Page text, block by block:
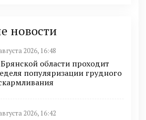
новости
2026, 16:48
области проходит
популяризации грудного
2026, 16:42